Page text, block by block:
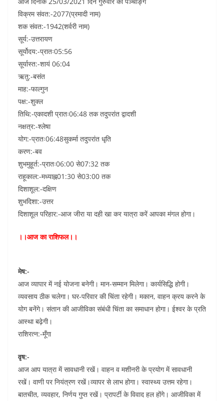
e
b
o
o
k
er s
A
l di
विक्रम संवत:-2077(प्रमादी नाम)
शक संवत:-1942(शर्वरी नाम)
सूर्य:-उत्तरायण
सूर्योदय:-प्रातः05:56
सूर्यास्त:-शायं 06:04
ऋतु:-बसंत
माह:-फाल्गुन
पक्ष:-शुक्ल
तिथि:-एकादशी प्रातः06:48 तक तदुपरांत द्वादशी
नक्षत्र:-श्लेषा
योग:-प्रातः06:48सुकर्मा तदुपरांत धृति
करण:-बव
शुभमुहूर्त:-प्रातः06:00 से07:32 तक
राहूकाल:-मध्याह्न01:30 से03:00 तक
दिशाशूल:-दक्षिण
शुभदिशा:-उत्तर
दिशाशूल परिहार:-आज जीरा या दही खा कर यात्रा करें आपका मंगल होगा।
।।आज का राशिफल।।
मेष:-
आज व्यापार में नई योजना बनेगी। मान-सम्मान मिलेगा। कार्यसिद्धि होगी।
व्यवसाय ठीक चलेगा। घर-परिवार की चिंता रहेगी। मकान, वाहन क्रय करने के
योग बनेंगे। संतान की आजीविका संबंधी चिंता का समाधान होगा। ईश्वर के प्रति
आस्था बढ़ेगी।
राशिरत्न:-मूँगा
वृष:-
आज आप यात्रा में सावधानी रखें। वाहन व मशीनरी के प्रयोग में सावधानी
रखें। वाणी पर नियंत्रण रखें।व्यापर से लाभ होगा। स्वास्थ्य उत्तम रहेगा।
बातचीत, व्यवहार, निर्णय गुप्त रखें। प्रापर्टी के विवाद हल होंगे। आजीविका में